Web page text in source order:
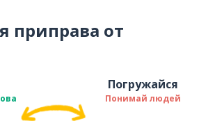
приправа от
Погружайся
Понимай людей